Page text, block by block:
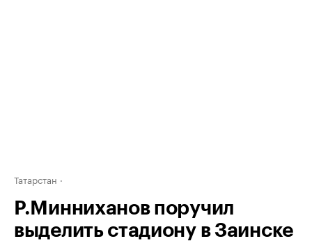
Татарстан
Р.Минниханов поручил
выделить стадиону в Заинске